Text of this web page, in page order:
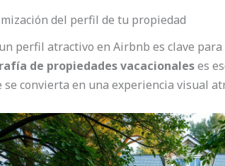
del perfil de tu propiedad
perfil atractivo en Airbnb es clave
de propiedades vacacionaleses
se convierta en una experiencia visual